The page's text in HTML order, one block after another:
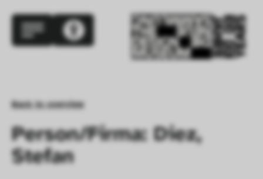
Back to overview
Person/Firma: Diez,
Stefan